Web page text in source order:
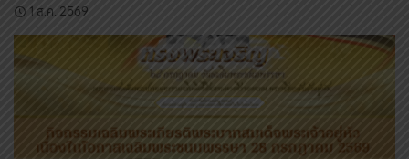
1 ส.ค. 2569